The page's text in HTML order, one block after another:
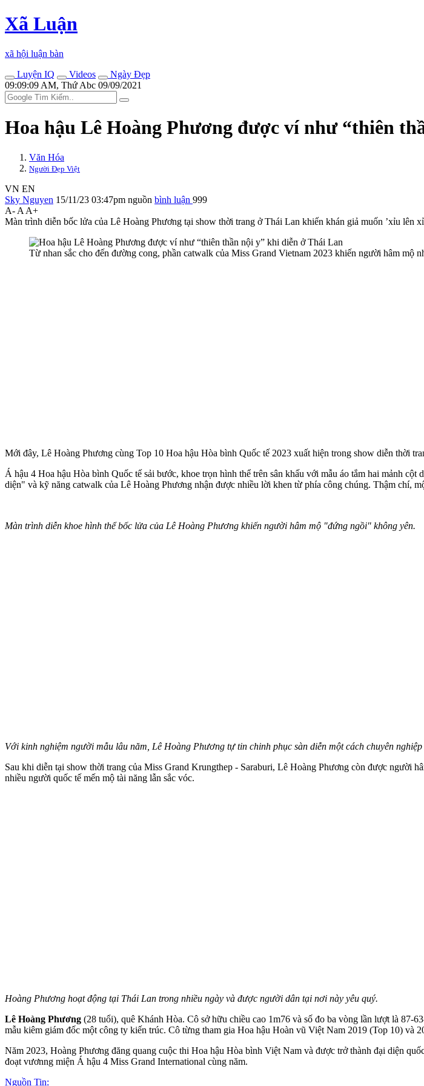
Xã Luận
xã hội luận bàn
Luyện IQ
Videos
Ngày Đẹp
09:09:09 AM, Thứ Abc 09/09/2021
Hoa hậu Lê Hoàng Phương được ví như “thiên
Văn Hóa
Người Đẹp Việt
VN EN
Sky Nguyen 15/11/23 03:47pm nguồn bình luận 999
A- A A+
Màn trình diễn bốc lửa của Lê Hoàng Phương tại show thời trang ở Thái Lan khiến khán giả muốn ’xỉu lên
Từ nhan sắc cho đến đường cong, phần catwalk của Miss Grand Vietnam 2023 khiến người hâm mộ
Mới đây, Lê Hoàng Phương cùng Top 10 Hoa hậu Hòa bình Quốc tế 2023 xuất hiện trong show diễn thời
Á hậu 4 Hoa hậu Hòa bình Quốc tế sải bước, khoe trọn hình thể trên sân khấu với mẫu áo tắm hai mảnh
diện" và kỹ năng catwalk của Lê Hoàng Phương nhận được nhiều lời khen từ phía công chúng. Thậm chí,
Màn trình diễn khoe hình thể bốc lửa của Lê Hoàng Phương khiến người hâm mộ "đứng ngồi" không yên.
Với kinh nghiệm người mẫu lâu năm, Lê Hoàng Phương tự tin chinh phục sàn diễn một cách chuyên
Sau khi diễn tại show thời trang của Miss Grand Krungthep - Saraburi, Lê Hoàng Phương còn được người
nhiều người quốc tế mến mộ tài năng lẫn sắc vóc.
Hoàng Phương hoạt động tại Thái Lan trong nhiều ngày và được người dân tại nơi này yêu quý.
Lê Hoàng Phương (28 tuổi), quê Khánh Hòa. Cô sở hữu chiều cao 1m76 và số đo ba vòng lần lượt là
mẫu kiêm giám đốc một công ty kiến trúc. Cô từng tham gia Hoa hậu Hoàn vũ Việt Nam 2019 (Top 10) và
Năm 2023, Hoàng Phương đăng quang cuộc thi Hoa hậu Hòa bình Việt Nam và được trở thành đại diện
đoạt vươnng miện Á hậu 4 Miss Grand International cùng năm.
Nguồn Tin: